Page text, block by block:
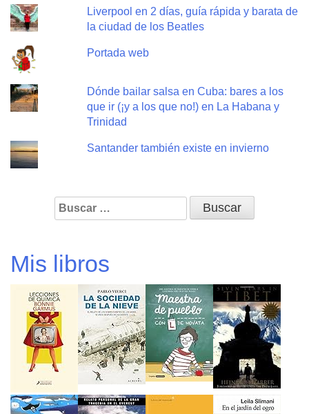
Liverpool en 2 días, guía rápida y barata de
la ciudad de los Beatles
Portada web
Dónde bailar salsa en Cuba: bares a los
que ir (¡y a los que no!) en La Habana y
Trinidad
Santander también existe en invierno
Buscar:
Mis libros